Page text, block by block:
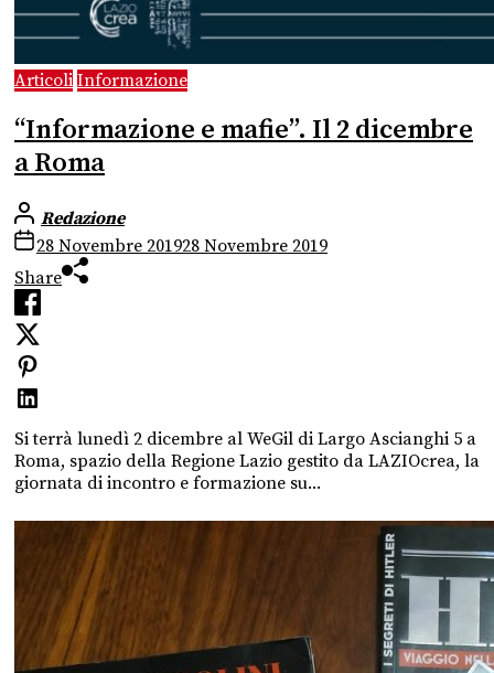
Articoli Informazione
“Informazione e mafie”. Il 2 dicembre
a Roma
Redazione
28 Novembre 201928 Novembre 2019
Share
Si terrà lunedì 2 dicembre al WeGil di Largo Ascianghi 5 a
Roma, spazio della Regione Lazio gestito da LAZIOcrea, la
giornata di incontro e formazione su...